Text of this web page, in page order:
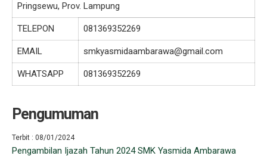
Pringsewu, Prov. Lampung
TELEPON 081369352269
EMAIL smkyasmidaambarawa@gmail.com
WHATSAPP 081369352269
Pengumuman
Terbit : 08/01/2024
Pengambilan Ijazah Tahun 2024 SMK Yasmida Ambarawa